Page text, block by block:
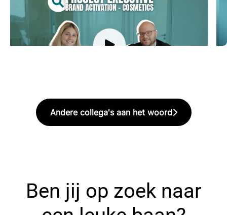
Andere collega's aan het woord
Ben jij op zoek naar